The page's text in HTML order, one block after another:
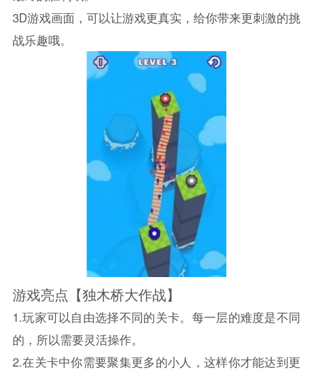
3D游戏画面，可以让游戏更真实，给你带来更刺激的挑
战乐趣哦。
游戏亮点【独木桥大作战】
1.玩家可以自由选择不同的关卡。每一层的难度是不同
的，所以需要灵活操作。
2.在关卡中你需要聚集更多的小人，这样你才能达到更